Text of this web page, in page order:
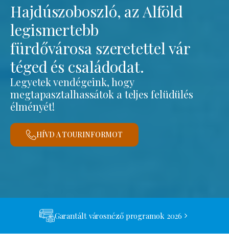
Hajdúszoboszló, az Alföld
legismertebb
fürdővárosa szeretettel vár
téged és családodat.
Legyetek vendégeink, hogy
megtapasztalhassátok a teljes felüdülés
élményét!
HÍVD A TOURINFORMOT
Garantált városnéző programok 2026